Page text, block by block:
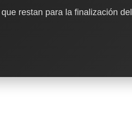
restan para la finalización del